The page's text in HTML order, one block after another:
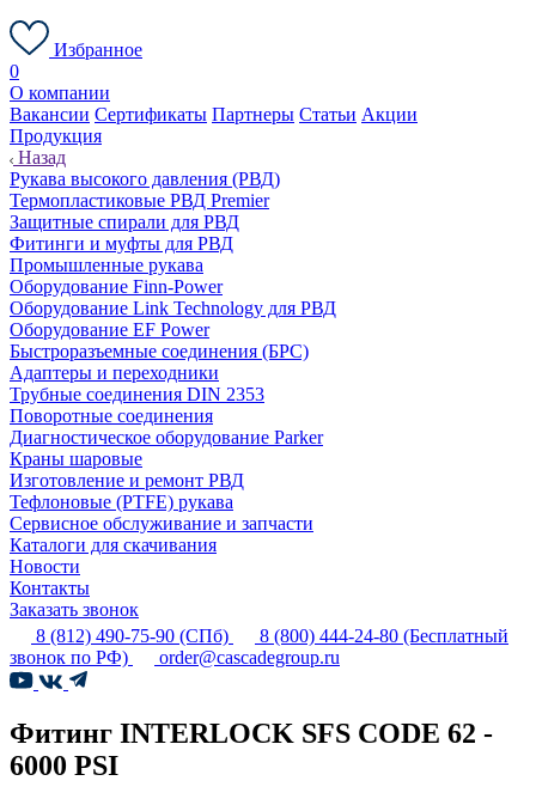
Избранное
0
О компании
Вакансии Сертификаты Партнеры Статьи Акции
Продукция
Назад
Рукава высокого давления (РВД)
Термопластиковые РВД Premier
Защитные спирали для РВД
Фитинги и муфты для РВД
Промышленные рукава
Оборудование Finn-Power
Оборудование Link Technology для РВД
Оборудование EF Power
Быстроразъемные соединения (БРС)
Адаптеры и переходники
Трубные соединения DIN 2353
Поворотные соединения
Диагностическое оборудование Parker
Краны шаровые
Изготовление и ремонт РВД
Тефлоновые (PTFE) рукава
Сервисное обслуживание и запчасти
Каталоги для скачивания
Новости
Контакты
Заказать звонок
8 (812) 490-75-90 (СПб) 8 (800) 444-24-80 (Бесплатный
звонок по РФ)
order@cascadegroup.ru
Фитинг INTERLOCK SFS CODE 62 -
6000 PSI